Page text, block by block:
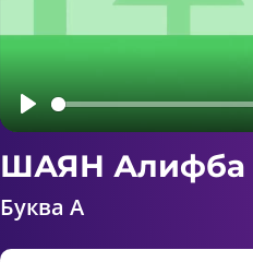
Play
ШАЯН Алифба
Буква А